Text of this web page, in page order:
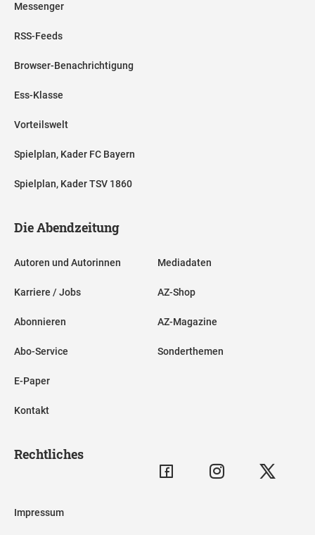
Messenger
RSS-Feeds
Browser-Benachrichtigung
Ess-Klasse
Vorteilswelt
Spielplan, Kader FC Bayern
Spielplan, Kader TSV 1860
Die Abendzeitung
Autoren und Autorinnen
Karriere / Jobs
Abonnieren
Abo-Service
E-Paper
Kontakt
Mediadaten
AZ-Shop
AZ-Magazine
Sonderthemen
Rechtliches
Impressum